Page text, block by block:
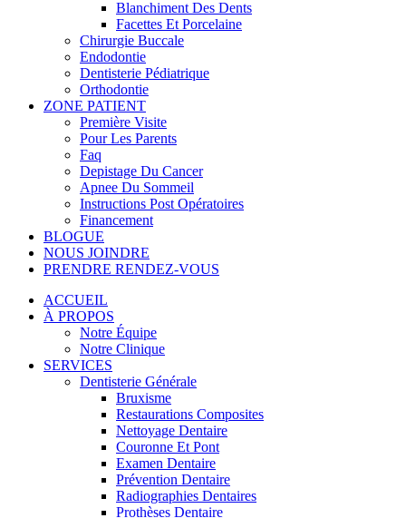
Blanchiment Des Dents
Facettes Et Porcelaine
Chirurgie Buccale
Endodontie
Dentisterie Pédiatrique
Orthodontie
ZONE PATIENT
Première Visite
Pour Les Parents
Faq
Depistage Du Cancer
Apnee Du Sommeil
Instructions Post Opératoires
Financement
BLOGUE
NOUS JOINDRE
PRENDRE RENDEZ-VOUS
ACCUEIL
À PROPOS
Notre Équipe
Notre Clinique
SERVICES
Dentisterie Générale
Bruxisme
Restaurations Composites
Nettoyage Dentaire
Couronne Et Pont
Examen Dentaire
Prévention Dentaire
Radiographies Dentaires
Prothèses Dentaire